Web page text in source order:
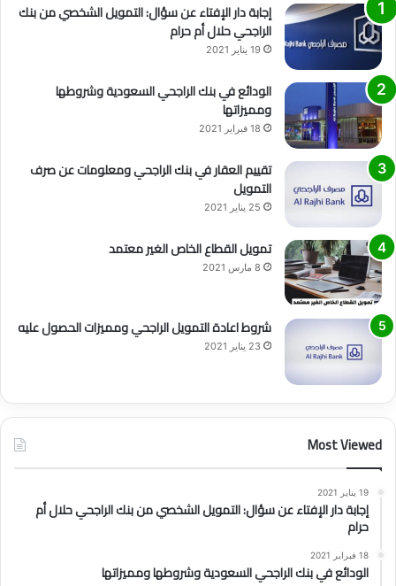
إجابة دار الإفتاء عن سؤال: التمويل الشخصي من بنك
الراجحي حلال أم حرام
19 يناير 2021
الودائع في بنك الراجحي السعودية وشروطها
ومميزاتها
18 فبراير 2021
تقييم العقار في بنك الراجحي ومعلومات عن صرف
التمويل
25 يناير 2021
تمويل القطاع الخاص الغير معتمد
8 مارس 2021
شروط اعادة التمويل الراجحي ومميزات الحصول عليه
23 يناير 2021
Most Viewed
19 يناير 2021
إجابة دار الإفتاء عن سؤال: التمويل الشخصي من بنك الراجحي حلال أم
حرام
18 فبراير 2021
الودائع في بنك الراجحي السعودية وشروطها ومميزاتها